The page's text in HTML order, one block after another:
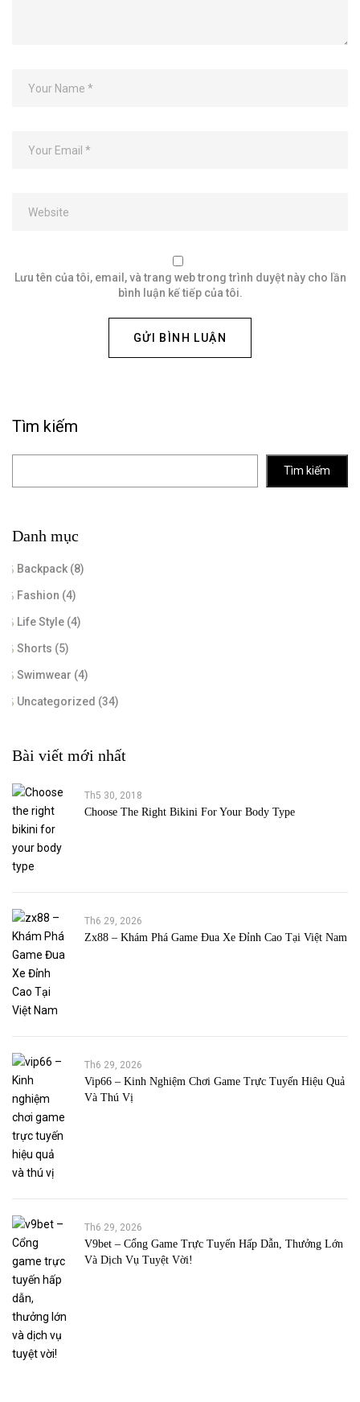
Tìm kiếm
Tìm kiếm
Danh mục
Backpack (8)
Fashion (4)
Life Style (4)
Shorts (5)
Swimwear (4)
Uncategorized (34)
Bài viết mới nhất
Th5 30, 2018
Choose The Right Bikini For Your Body Type
Th6 29, 2026
Zx88 – Khám Phá Game Đua Xe Đỉnh Cao Tại Việt Nam
Th6 29, 2026
Vip66 – Kinh Nghiệm Chơi Game Trực Tuyến Hiệu Quả
Và Thú Vị
Th6 29, 2026
V9bet – Cổng Game Trực Tuyến Hấp Dẫn, Thưởng Lớn
Và Dịch Vụ Tuyệt Vời!
Lưu tên của tôi, email, và trang web trong trình duyệt này cho lần
bình luận kế tiếp của tôi.